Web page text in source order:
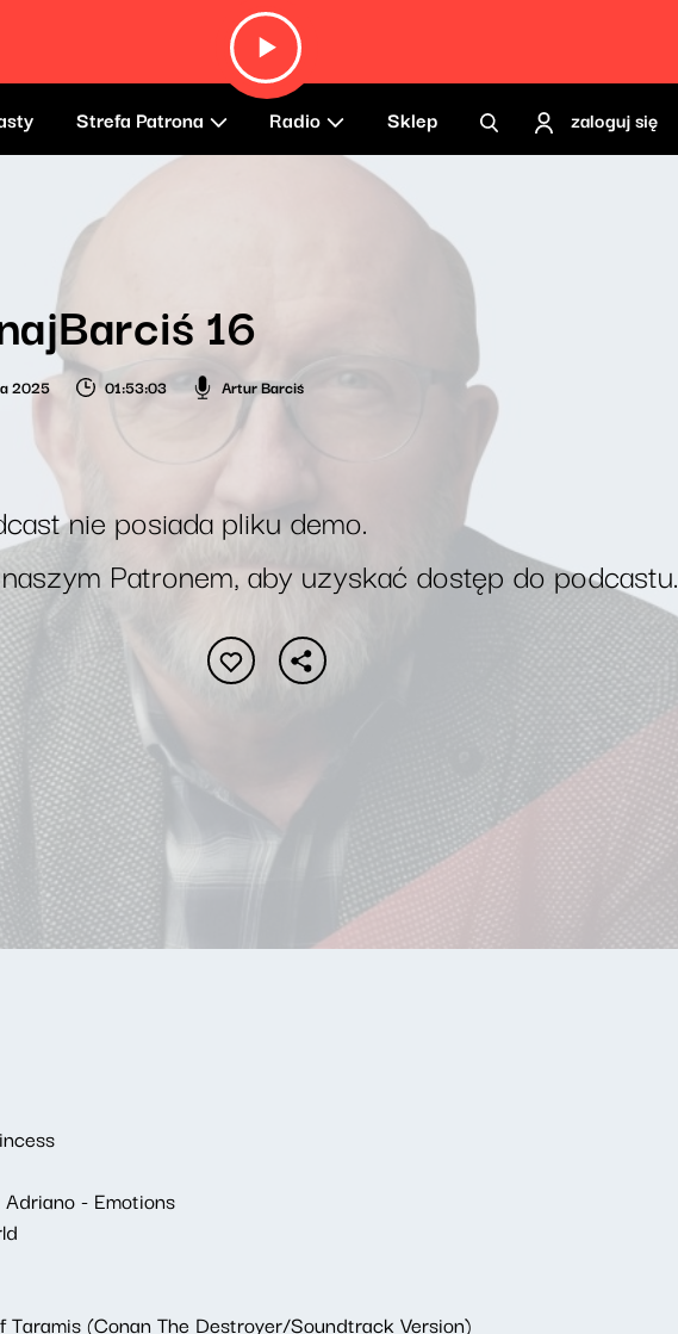
Strefa Patrona Radio Sklep zaloguj się
16
2025 01:53:03 Artur Barciś
nie posiada pliku demo.
Patronem, aby uzyskać dostęp do podcastu.
- Emotions
(Conan The Destroyer/Soundtrack Version)